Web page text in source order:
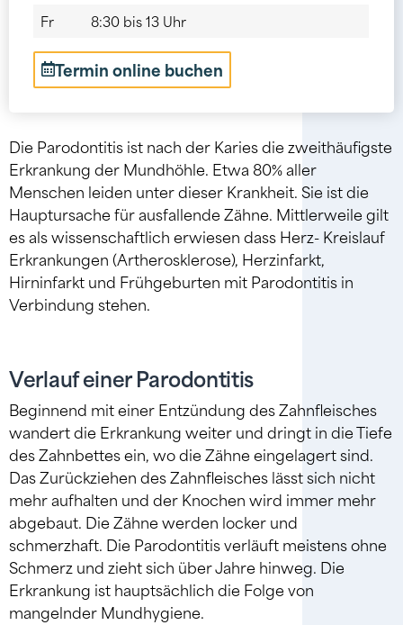
Fr
8:30 bis 13 Uhr
Termin online buchen
Die Parodontitis ist nach der Karies die zweithäufigste
Erkrankung der Mundhöhle. Etwa 80% aller
Menschen leiden unter dieser Krankheit. Sie ist die
Hauptursache für ausfallende Zähne. Mittlerweile gilt
es als wissenschaftlich erwiesen dass Herz- Kreislauf
Erkrankungen (Artherosklerose), Herzinfarkt,
Hirninfarkt und Frühgeburten mit Parodontitis in
Verbindung stehen.
Verlauf einer Parodontitis
Beginnend mit einer Entzündung des Zahnfleisches
wandert die Erkrankung weiter und dringt in die Tiefe
des Zahnbettes ein, wo die Zähne eingelagert sind.
Das Zurückziehen des Zahnfleisches lässt sich nicht
mehr aufhalten und der Knochen wird immer mehr
abgebaut. Die Zähne werden locker und
schmerzhaft. Die Parodontitis verläuft meistens ohne
Schmerz und zieht sich über Jahre hinweg. Die
Erkrankung ist hauptsächlich die Folge von
mangelnder Mundhygiene.